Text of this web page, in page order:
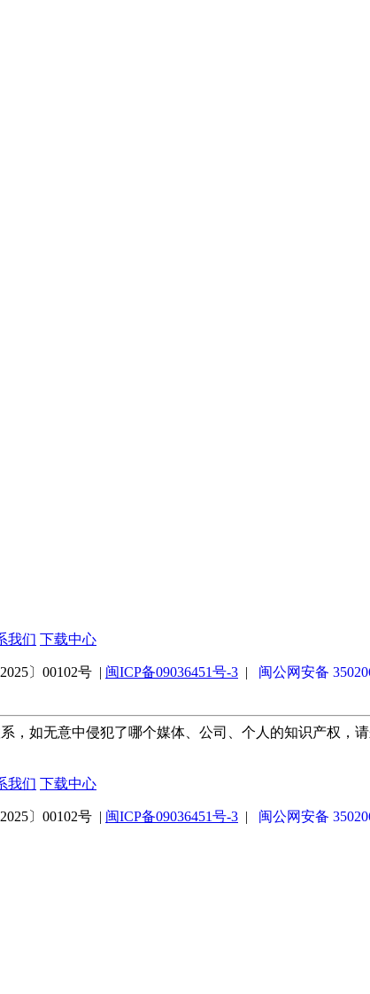
我们 下载中心
〕00102号 | 闽ICP备09036451号-3 | 闽公网安备
，如无意中侵犯了哪个媒体、公司、个人的知识产权，
我们 下载中心
〕00102号 | 闽ICP备09036451号-3 | 闽公网安备